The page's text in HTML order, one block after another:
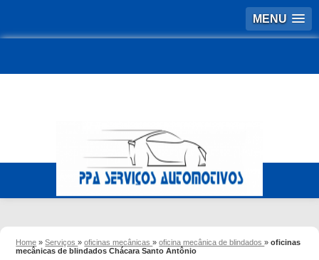
MENU
Home »Serviços»oficinas mecânicas»oficina mecânica de blindados»oficinas
mecânicas de blindados Chácara Santo Antônio